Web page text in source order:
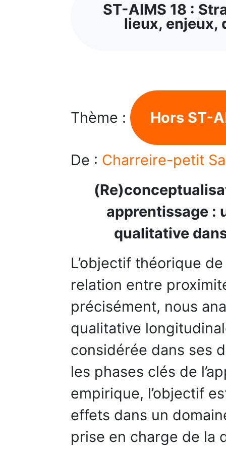
ST-AIMS 18 :
lieux, enjeux,
Thème : Hors ST-
De : Charreire-petit
apprentissage :
qualitative
L’objectif théorique
relation entre
précisément, nous
qualitative
considérée dans ses
les phases clés de
empirique, l’objectif
effets dans un
prise en charge de la